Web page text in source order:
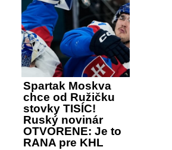
Spartak Moskva
chce od Ružičku
stovky TISÍC!
Ruský novinár
OTVORENE: Je to
RANA pre KHL